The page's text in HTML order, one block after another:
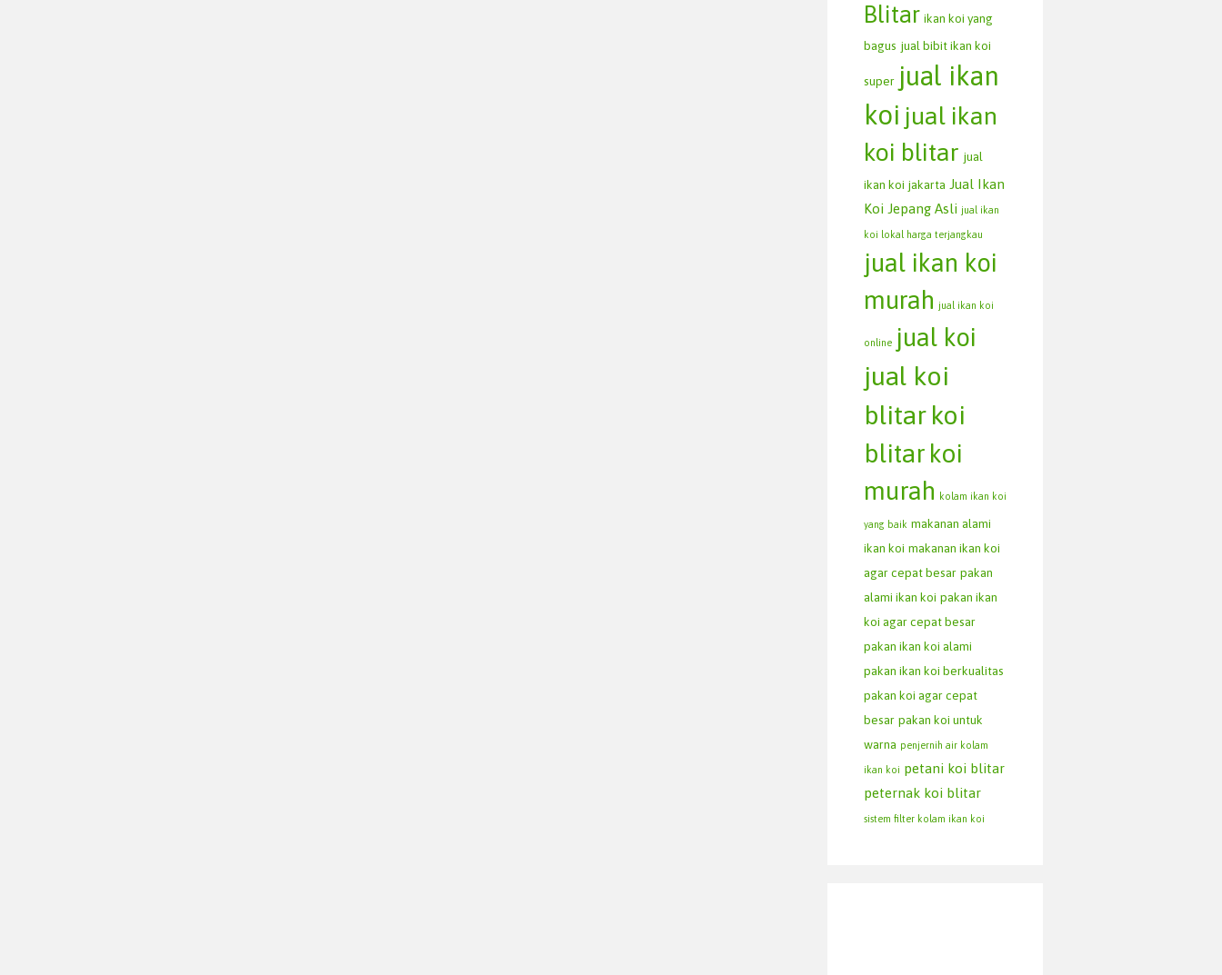
Blitar ikan koi yang
bagus jual bibit ikan koi
super jual ikan
koi jual ikan
koi blitar jual
ikan koi jakarta Jual Ikan
Koi Jepang Asli jual ikan
koi lokal harga terjangkau
jual ikan koi
murah jual ikan koi
online jual koi
jual koi
blitar koi
blitar koi
murah
kolam ikan koi
yang baik makanan alami
ikan koi makanan ikan koi
agar cepat besar pakan
alami ikan koi pakan ikan
koi agar cepat besar
pakan ikan koi alami
pakan ikan koi berkualitas
pakan koi agar cepat
besar pakan koi untuk
warna penjernih air kolam
ikan koi petani koi blitar
peternak koi blitar
sistem filter kolam ikan koi